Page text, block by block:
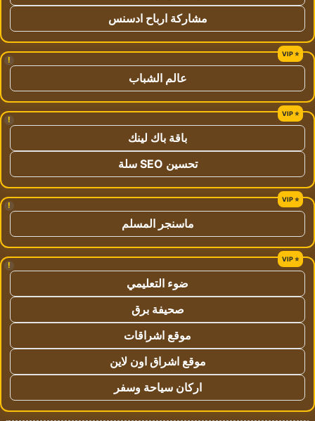
مشاركة ارباح ادسنس
!
عالم الشباب
!
باقة باك لينك
تحسين SEO سلة
!
ماسنجر المسلم
!
ضوء التعليمي
صحيفة برق
موقع اشراقات
موقع اشراق اون لاين
اركان سياحة وسفر